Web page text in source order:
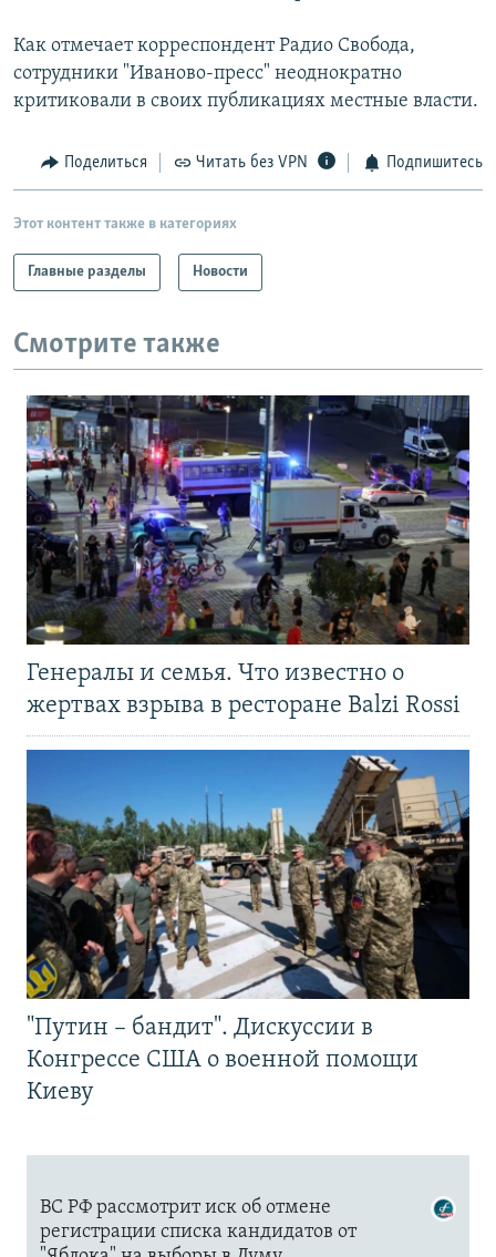
Все сайты РСЕ/РС
Как отмечает корреспондент Радио Свобода,
сотрудники "Иваново-пресс" неоднократно
критиковали в своих публикациях местные власти.
Поделиться Читать без VPN Подпишитесь
Этот контент также в категориях
Главные разделы Новости
Смотрите также
Генералы и семья. Что известно о
жертвах взрыва в ресторане Balzi Rossi
"Путин – бандит". Дискуссии в
Конгрессе США о военной помощи
Киеву